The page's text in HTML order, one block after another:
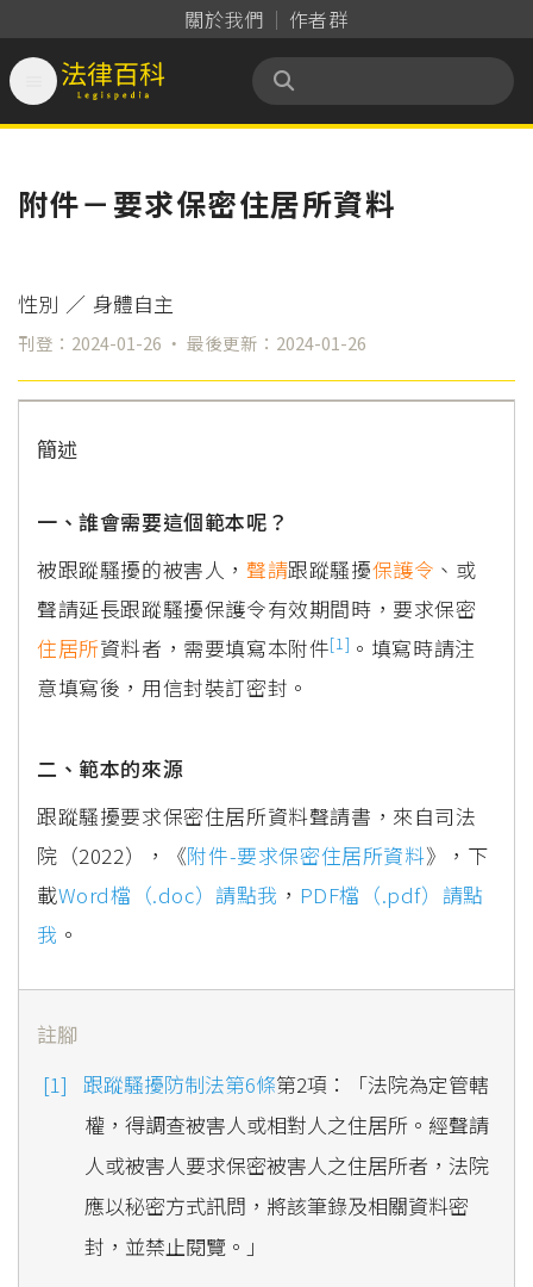
關於我們 作者群
法律百科 Legispedia
附件－要求保密住居所資料
性別 ／ 身體自主
刊登：2024-01-26 ‧ 最後更新：2024-01-26
簡述
一、誰會需要這個範本呢？
被跟蹤騷擾的被害人， 聲請跟蹤騷擾保護令 、或
聲請延長跟蹤騷擾保護令有效期間時，要求保密
住居所資料者，需要填寫本附件[1] 。填寫時請注
意填寫後，用信封裝訂密封。
二、範本的來源
跟蹤騷擾要求保密住居所資料聲請書，來自司法
院（2022），《附件-要求保密住居所資料》，下
載Word檔（.doc）請點我 ， PDF檔（.pdf）請點
我 。
註腳
跟蹤騷擾防制法第6條第2項：「法院為定管轄
權，得調查被害人或相對人之住居所。經聲請
人或被害人要求保密被害人之住居所者，法院
應以秘密方式訊問，將該筆錄及相關資料密
封，並禁止閱覽。」